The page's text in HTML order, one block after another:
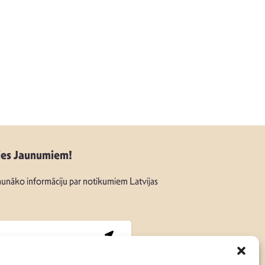
Jaunumiem!
informāciju par notikumiem Latvijas